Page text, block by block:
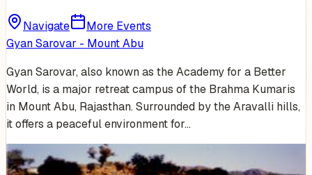
Navigate
More Events
Gyan Sarovar - Mount Abu
Gyan Sarovar, also known as the Academy for a Better
World, is a major retreat campus of the Brahma Kumaris
in Mount Abu, Rajasthan. Surrounded by the Aravalli hills,
it offers a peaceful environment for…